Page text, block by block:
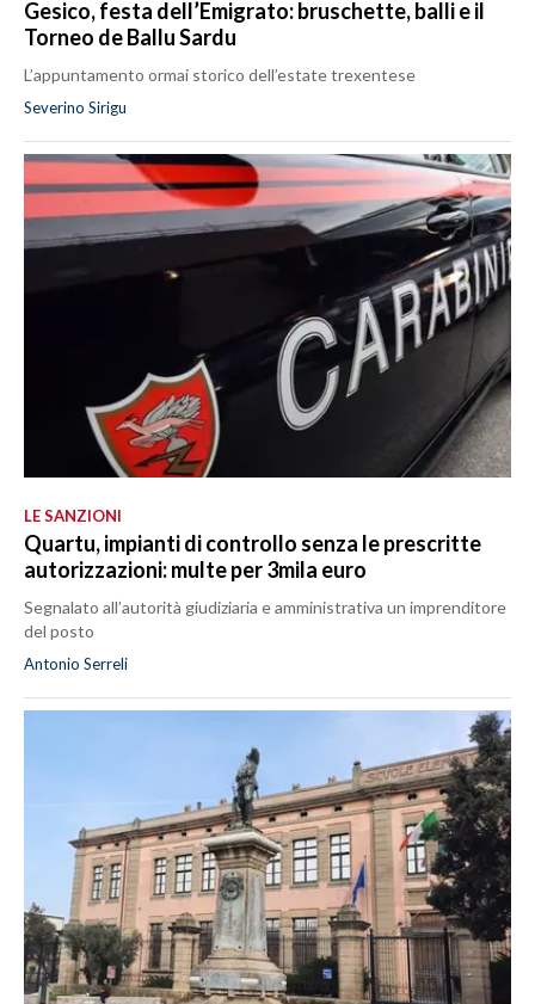
Gesico, festa dell’Emigrato: bruschette, balli e il
Torneo de Ballu Sardu
L’appuntamento ormai storico dell’estate trexentese
Severino Sirigu
LE SANZIONI
Quartu, impianti di controllo senza le prescritte
autorizzazioni: multe per 3mila euro
Segnalato all’autorità giudiziaria e amministrativa un imprenditore
del posto
Antonio Serreli